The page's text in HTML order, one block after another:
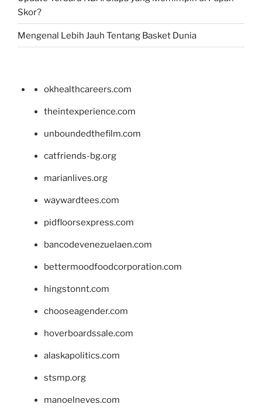
Skor?
Mengenal Lebih Jauh Tentang Basket Dunia
okhealthcareers.com
theintexperience.com
unboundedthefilm.com
catfriends-bg.org
marianlives.org
waywardtees.com
pidfloorsexpress.com
bancodevenezuelaen.com
bettermoodfoodcorporation.com
hingstonnt.com
chooseagender.com
hoverboardssale.com
alaskapolitics.com
stsmp.org
manoelneves.com